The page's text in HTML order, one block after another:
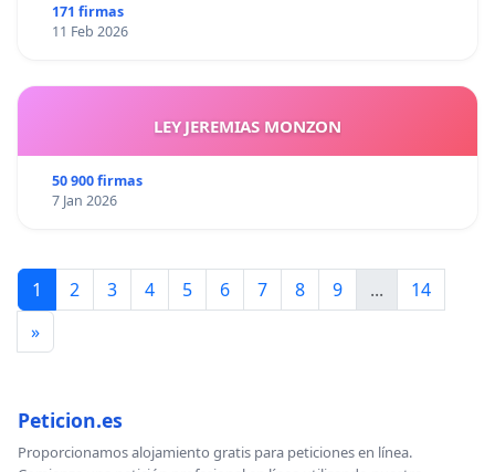
171 firmas
11 Feb 2026
LEY JEREMIAS MONZON
50 900 firmas
7 Jan 2026
1 2 3 4 5 6 7 8 9 ...
14
»
Peticion.es
Proporcionamos alojamiento gratis para peticiones en línea.